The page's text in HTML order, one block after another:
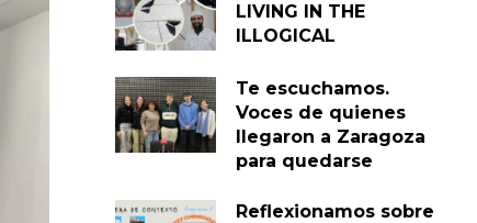
LIVING IN THE
ILLOGICAL
Te escuchamos.
Voces de quienes
llegaron a Zaragoza
para quedarse
Reflexionamos sobre